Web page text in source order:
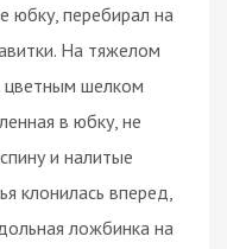
юбку, перебирал на
На тяжелом
цветным шелком
в юбку, не
и налитые
клонилась вперед,
ложбинка на